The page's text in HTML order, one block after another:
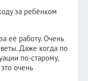
рекомендации
но сердцу
больно видеть
Но потом
других
страницы.
но значительно
кого-то
за ребёнком
её работу. Очень
Даже когда по
по-старому,
очень